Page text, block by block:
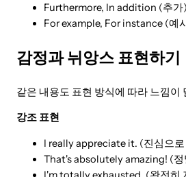
Furthermore, In addition (추가)
For example, For instance (예
감정과 뉘앙스 표현하기
같은 내용도 표현 방식에 따라 느낌이
강조 표현
I really appreciate it. (진심으
That's absolutely amazing! (정